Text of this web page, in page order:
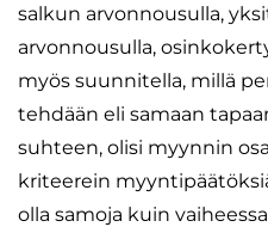
salkun arvonnousulla,
arvonnousulla,
myös suunnitella, millä
tehdään eli samaan
suhteen, olisi myynnin
kriteerein
olla samoja kuin